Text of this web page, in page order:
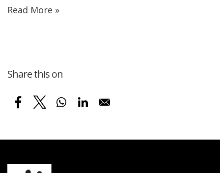
Read More »
Share this on